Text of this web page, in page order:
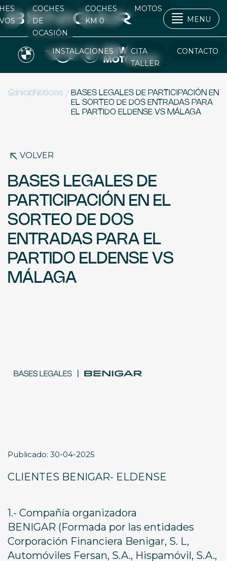
COCHES
DE
OCASIÓN
COCHES
KM 0
MOTOS
MENU
INSTALACIONES
CITA
TALLER
CONTACTO
Inicio
/ Noticias / BASES LEGALES DE PARTICIPACIÓN EN
EL SORTEO DE DOS ENTRADAS PARA
EL PARTIDO ELDENSE VS MÁLAGA
VOLVER
BASES LEGALES DE
PARTICIPACIÓN EN EL
SORTEO DE DOS
ENTRADAS PARA EL
PARTIDO ELDENSE VS
MÁLAGA
Publicado: 30-04-2025
CLIENTES BENIGAR- ELDENSE
1.- Compañía organizadora
BENIGAR (Formada por las entidades
Corporación Financiera Benigar, S. L,
Automóviles Fersan, S.A., Hispamóvil, S.A.,